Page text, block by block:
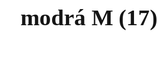
modrá M (17)